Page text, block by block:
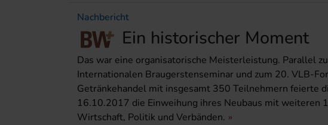
Nachbericht
Ein historischer Moment
Das war eine organisatorische Meisterleistung. Parallel
Internationalen Braugerstenseminar und zum 20. VLB-
Getränkehandel mit insgesamt 350 Teilnehmern feierte
16.10.2017 die Einweihung ihres Neubaus mit weiteren
Wirtschaft, Politik und Verbänden.